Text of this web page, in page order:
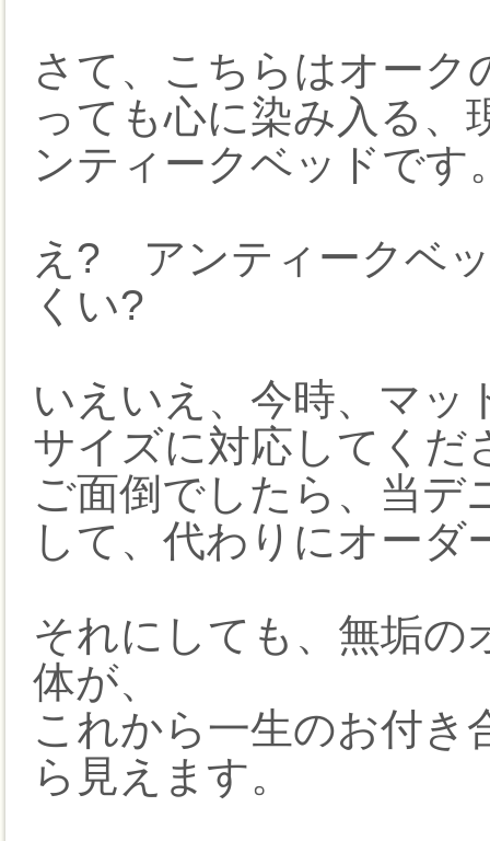
さて、こちらはオー
っても心に染み入る、
ンティークベッドです
え? アンティークベ
くい?
いえいえ、今時、マッ
サイズに対応してくだ
ご面倒でしたら、当デ
して、代わりにオー
それにしても、無垢の
体が、
これから一生のお付き
ら見えます。